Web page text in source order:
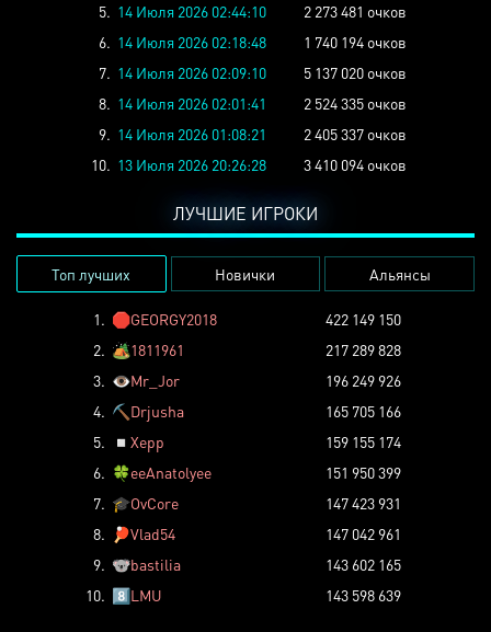
5. 14 Июля 2026 02:44:10
2 273 481 очков
6. 14 Июля 2026 02:18:48
1 740 194 очков
7. 14 Июля 2026 02:09:10
5 137 020 очков
8. 14 Июля 2026 02:01:41
2 524 335 очков
9. 14 Июля 2026 01:08:21
2 405 337 очков
10. 13 Июля 2026 20:26:28 3 410 094 очков
ЛУЧШИЕ ИГРОКИ
Топ лучших Новички Альянсы
1. 🛑GEORGY2018
422 149 150
2. 🏕️1811961
217 289 828
3. 👁️Mr_Jor
196 249 926
4. ⛏️ Drjusha
165 705 166
5.
◽ Xepp
159 155 174
6. 🍀eeAnatolyee
151 950 399
7. 🎓OvCore
147 423 931
8.
🏓Vlad54
147 042 961
9. 🐨bastilia
143 602 165
10. 8️⃣LMU 143 598 639